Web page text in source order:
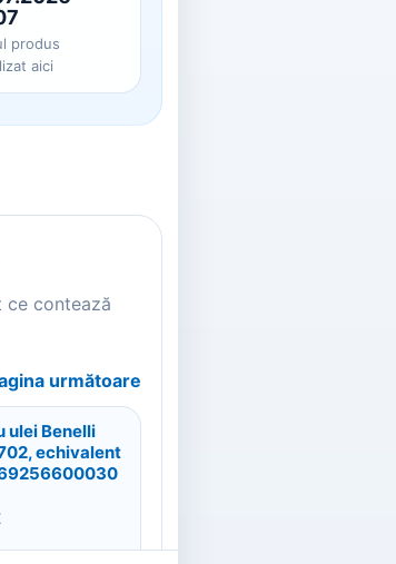
produs
aici
ce contează
următoare
ulei Benelli
echivalent